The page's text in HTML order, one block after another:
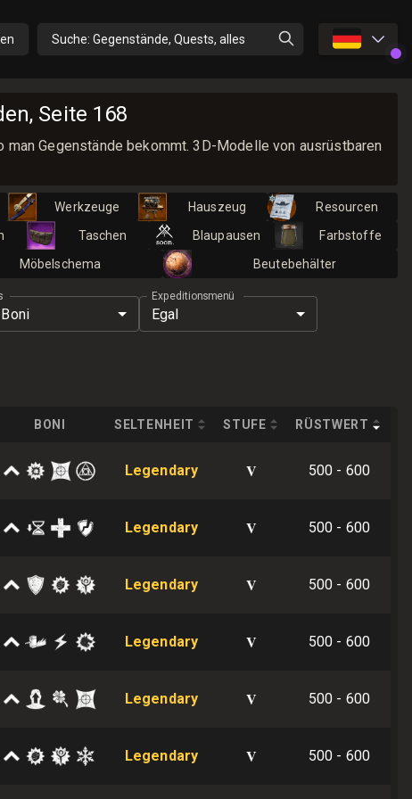
Suche: Gegenstände, Quests, alles 🇩🇪
Seite 168
man Gegenstände bekommt. 3D-Modelle von ausrüstbaren
Werkzeuge Hauszeug
Resourcen
Taschen Blaupausen
Farbstoffe
Möbelschema Beutebehälter
Expeditionsmenü
Egal
BONI SELTENHEIT STUFE RÜSTWERT
Legendary V 500 - 600
Legendary V 500 - 600
Legendary V 500 - 600
Legendary V 500 - 600
Legendary V 500 - 600
Legendary V 500 - 600